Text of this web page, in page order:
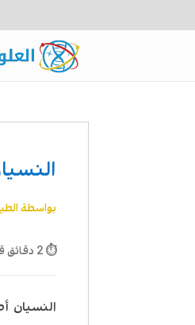
بواسطة
⏱ 2 دقائق قراءة
النسيان